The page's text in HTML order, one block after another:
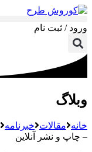
ورود / ثبت نام
وبلاگ
خانه مقالات خبرنامه
– چاپ و نشر آنلاین